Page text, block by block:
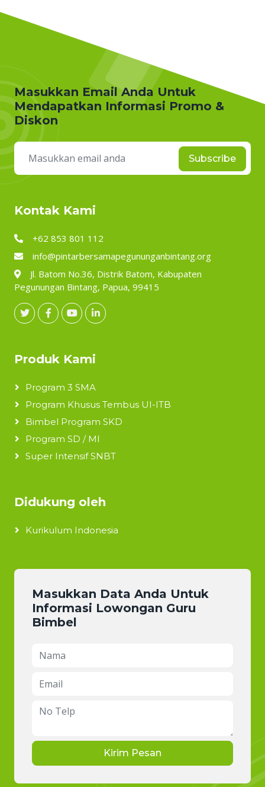
Masukkan Email Anda Untuk
Mendapatkan Informasi Promo &
Diskon
Subscribe
Kontak Kami
+62 853 801 112
info@pintarbersamapegununganbintang.org
Jl. Batom No.36, Distrik Batom, Kabupaten
Pegunungan Bintang, Papua, 99415
Produk Kami
Program 3 SMA
Program Khusus Tembus UI-ITB
Bimbel Program SKD
Program SD / MI
Super Intensif SNBT
Didukung oleh
Kurikulum Indonesia
Masukkan Data Anda Untuk
Informasi Lowongan Guru
Bimbel
Kirim Pesan